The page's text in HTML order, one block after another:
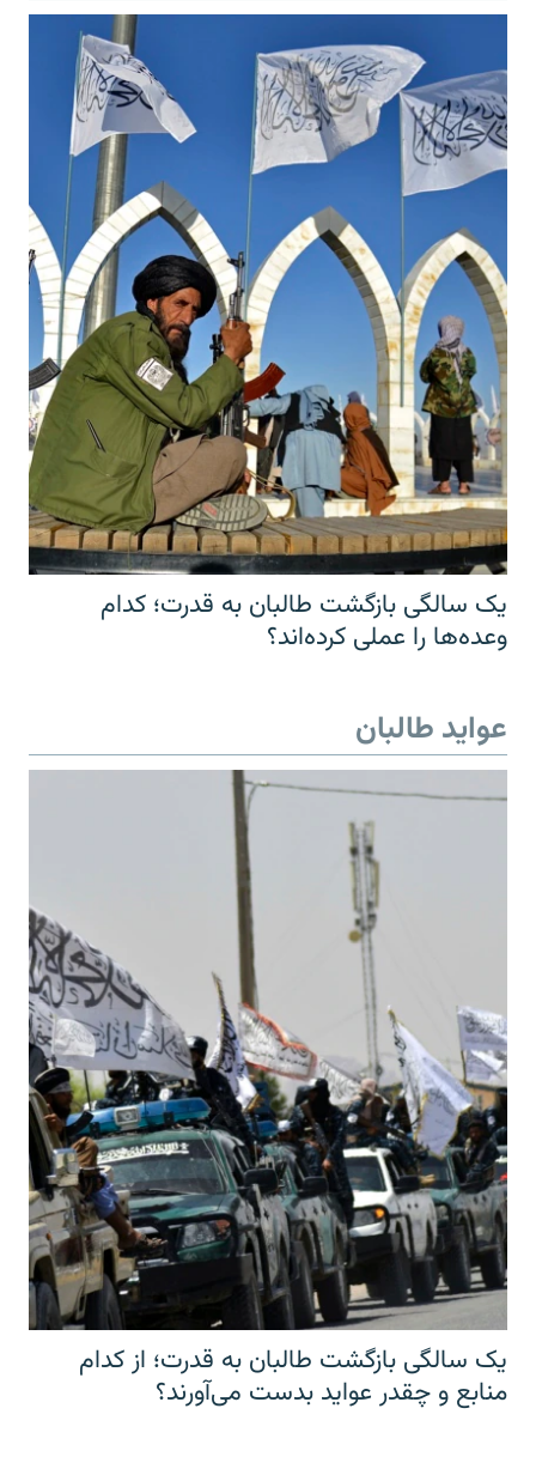
یک سالگی بازگشت طالبان به قدرت؛ کدام
وعده‌ها را عملی کرده‌اند؟
عواید طالبان
یک سالگی بازگشت طالبان به قدرت؛ از کدام
منابع و چقدر عواید بدست می‌آورند؟